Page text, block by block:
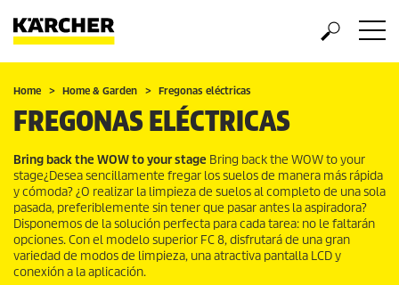
Home Home & Garden Fregonas eléctricas
FREGONAS ELÉCTRICAS
Bring back the WOW to your stage Bring back the WOW to your
stage¿Desea sencillamente fregar los suelos de manera más rápida
y cómoda? ¿O realizar la limpieza de suelos al completo de una sola
pasada, preferiblemente sin tener que pasar antes la aspiradora?
Disponemos de la solución perfecta para cada tarea: no le faltarán
opciones. Con el modelo superior FC 8, disfrutará de una gran
variedad de modos de limpieza, una atractiva pantalla LCD y
conexión a la aplicación.